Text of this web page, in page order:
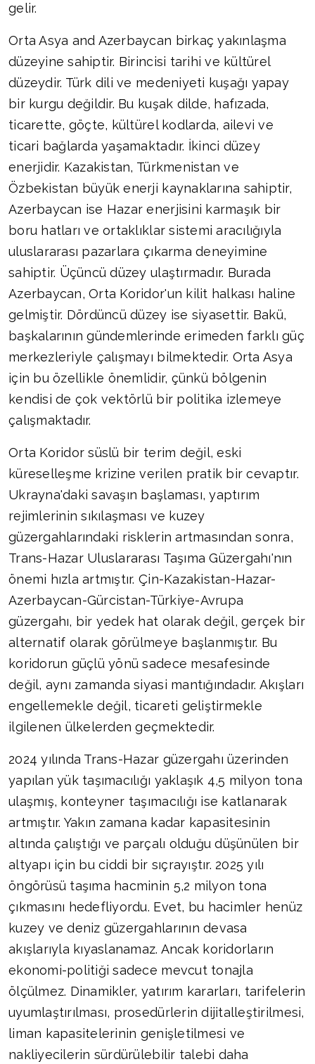
gelir.
Orta Asya and Azerbaycan birkaç yakınlaşma
düzeyine sahiptir. Birincisi tarihi ve kültürel
düzeydir. Türk dili ve medeniyeti kuşağı yapay
bir kurgu değildir. Bu kuşak dilde, hafızada,
ticarette, göçte, kültürel kodlarda, ailevi ve
ticari bağlarda yaşamaktadır. İkinci düzey
enerjidir. Kazakistan, Türkmenistan ve
Özbekistan büyük enerji kaynaklarına sahiptir,
Azerbaycan ise Hazar enerjisini karmaşık bir
boru hatları ve ortaklıklar sistemi aracılığıyla
uluslararası pazarlara çıkarma deneyimine
sahiptir. Üçüncü düzey ulaştırmadır. Burada
Azerbaycan, Orta Koridor'un kilit halkası haline
gelmiştir. Dördüncü düzey ise siyasettir. Bakü,
başkalarının gündemlerinde erimeden farklı güç
merkezleriyle çalışmayı bilmektedir. Orta Asya
için bu özellikle önemlidir, çünkü bölgenin
kendisi de çok vektörlü bir politika izlemeye
çalışmaktadır.
Orta Koridor süslü bir terim değil, eski
küreselleşme krizine verilen pratik bir cevaptır.
Ukrayna'daki savaşın başlaması, yaptırım
rejimlerinin sıkılaşması ve kuzey
güzergahlarındaki risklerin artmasından sonra,
Trans-Hazar Uluslararası Taşıma Güzergahı'nın
önemi hızla artmıştır. Çin-Kazakistan-Hazar-
Azerbaycan-Gürcistan-Türkiye-Avrupa
güzergahı, bir yedek hat olarak değil, gerçek bir
alternatif olarak görülmeye başlanmıştır. Bu
koridorun güçlü yönü sadece mesafesinde
değil, aynı zamanda siyasi mantığındadır. Akışları
engellemekle değil, ticareti geliştirmekle
ilgilenen ülkelerden geçmektedir.
2024 yılında Trans-Hazar güzergahı üzerinden
yapılan yük taşımacılığı yaklaşık 4,5 milyon tona
ulaşmış, konteyner taşımacılığı ise katlanarak
artmıştır. Yakın zamana kadar kapasitesinin
altında çalıştığı ve parçalı olduğu düşünülen bir
altyapı için bu ciddi bir sıçrayıştır. 2025 yılı
öngörüsü taşıma hacminin 5,2 milyon tona
çıkmasını hedefliyordu. Evet, bu hacimler henüz
kuzey ve deniz güzergahlarının devasa
akışlarıyla kıyaslanamaz. Ancak koridorların
ekonomi-politiği sadece mevcut tonajla
ölçülmez. Dinamikler, yatırım kararları, tarifelerin
uyumlaştırılması, prosedürlerin dijitalleştirilmesi,
liman kapasitelerinin genişletilmesi ve
nakliyecilerin sürdürülebilir talebi daha